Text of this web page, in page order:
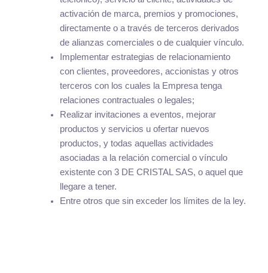
activación de marca, premios y promociones,
directamente o a través de terceros derivados
de alianzas comerciales o de cualquier vínculo.
Implementar estrategias de relacionamiento
con clientes, proveedores, accionistas y otros
terceros con los cuales la Empresa tenga
relaciones contractuales o legales;
Realizar invitaciones a eventos, mejorar
productos y servicios u ofertar nuevos
productos, y todas aquellas actividades
asociadas a la relación comercial o vínculo
existente con 3 DE CRISTAL SAS, o aquel que
llegare a tener.
Entre otros que sin exceder los límites de la ley.